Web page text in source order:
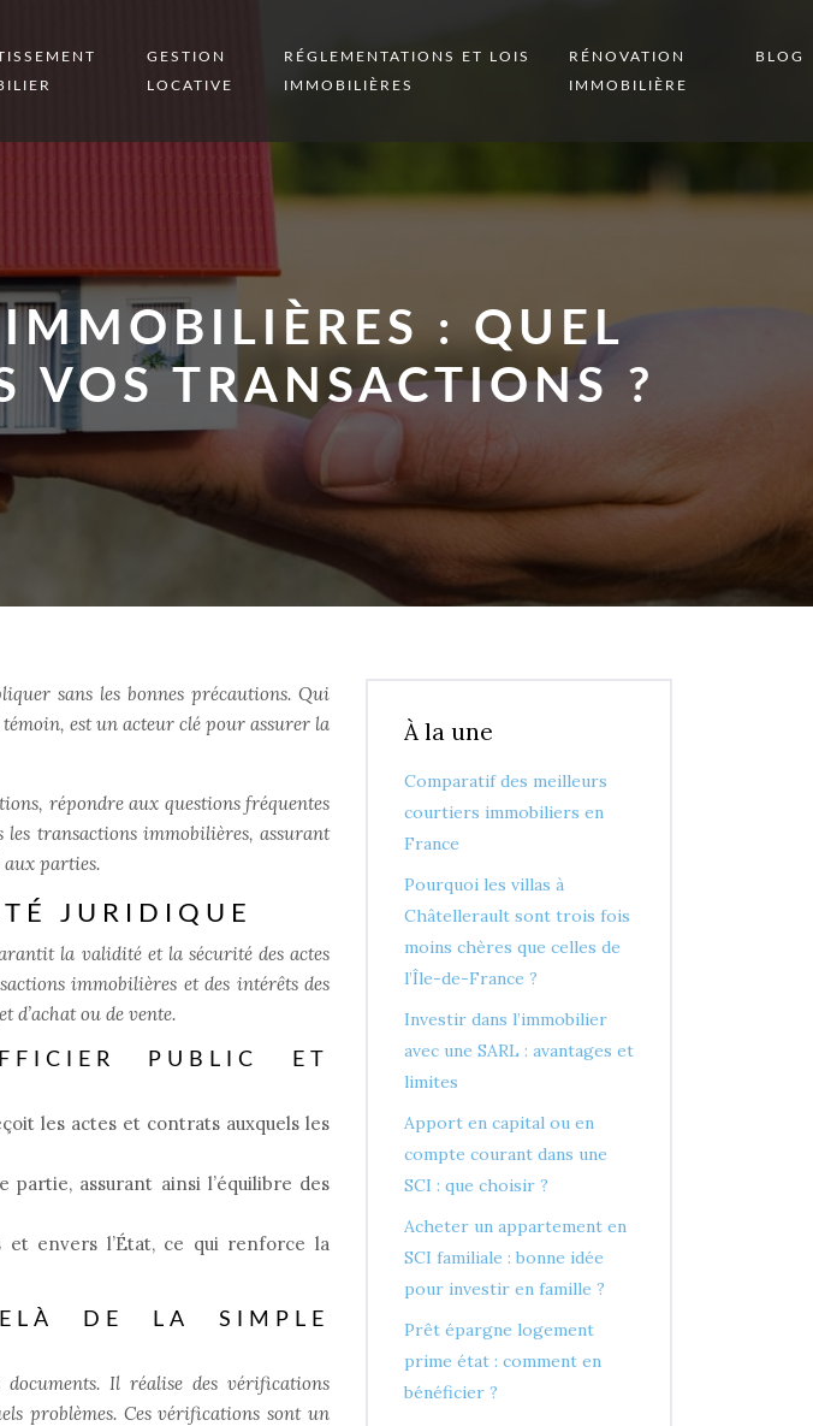
GESTION
LOCATIVE
RÉGLEMENTATIONS ET LOIS
IMMOBILIÈRES
RÉNOVATION
IMMOBILIÈRE
BLOG
: QUEL
VOS TRANSACTIONS ?
sans les bonnes précautions. Qui
est un acteur clé pour assurer la
répondre aux questions fréquentes
les transactions immobilières, assurant
parties.
JURIDIQUE
la validité et la sécurité des actes
immobilières et des intérêts des
d’achat ou de vente.
PUBLIC ET
les actes et contrats auxquels les
assurant ainsi l’équilibre des
et envers l’État, ce qui renforce la
DE LA SIMPLE
Il réalise des vérifications
problèmes. Ces vérifications sont un
À la une
Comparatif des meilleurs
courtiers immobiliers en
France
Pourquoi les villas à
Châtellerault sont trois fois
moins chères que celles de
l’Île-de-France ?
Investir dans l’immobilier
avec une SARL : avantages et
limites
Apport en capital ou en
compte courant dans une
SCI : que choisir ?
Acheter un appartement en
SCI familiale : bonne idée
pour investir en famille ?
Prêt épargne logement
prime état : comment en
bénéficier ?